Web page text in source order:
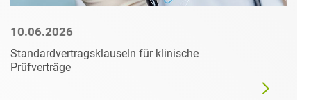
10.06.2026
Standardvertragsklauseln für klinische
Prüfverträge